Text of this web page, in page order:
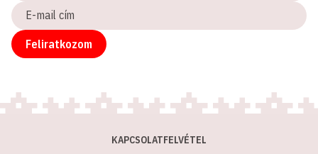
E-
mail
cím
Feliratkozom
KAPCSOLATFELVÉTEL